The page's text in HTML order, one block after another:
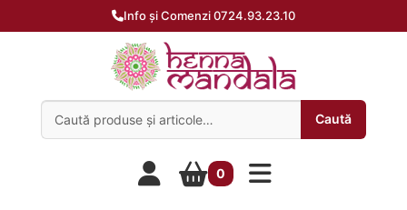
Info și Comenzi 0724.93.23.10
Caută
0